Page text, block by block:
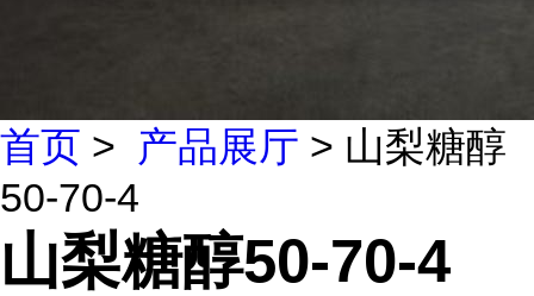
首页 > 产品展厅 > 山梨糖醇
50-70-4
山梨糖醇50-70-4